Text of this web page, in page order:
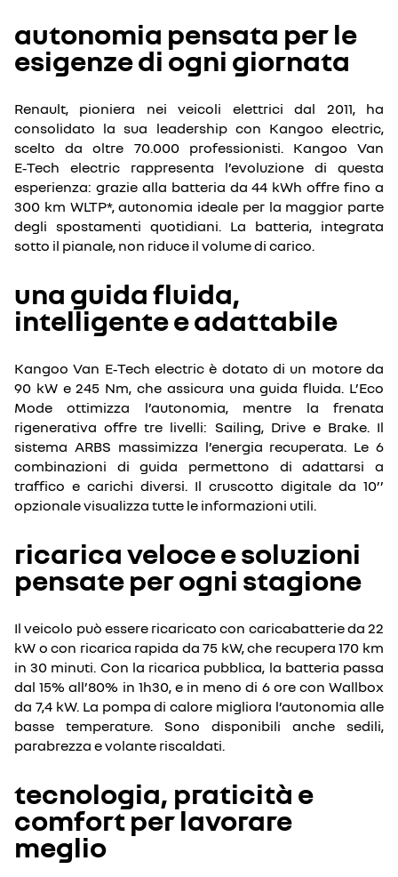
autonomia pensata per le
esigenze di ogni giornata
Renault, pioniera nei veicoli elettrici dal 2011, ha
consolidato la sua leadership con Kangoo electric,
scelto da oltre 70.000 professionisti. Kangoo Van
E‑Tech electric rappresenta l’evoluzione di questa
esperienza: grazie alla batteria da 44 kWh offre fino a
300 km WLTP*, autonomia ideale per la maggior parte
degli spostamenti quotidiani. La batteria, integrata
sotto il pianale, non riduce il volume di carico.
una guida fluida,
intelligente e adattabile
Kangoo Van E‑Tech electric è dotato di un motore da
90 kW e 245 Nm, che assicura una guida fluida. L’Eco
Mode ottimizza l’autonomia, mentre la frenata
rigenerativa offre tre livelli: Sailing, Drive e Brake. Il
sistema ARBS massimizza l’energia recuperata. Le 6
combinazioni di guida permettono di adattarsi a
traffico e carichi diversi. Il cruscotto digitale da 10’’
opzionale visualizza tutte le informazioni utili.
ricarica veloce e soluzioni
pensate per ogni stagione
Il veicolo può essere ricaricato con caricabatterie da 22
kW o con ricarica rapida da 75 kW, che recupera 170 km
in 30 minuti. Con la ricarica pubblica, la batteria passa
dal 15% all’80% in 1h30, e in meno di 6 ore con Wallbox
da 7,4 kW. La pompa di calore migliora l’autonomia alle
basse temperature. Sono disponibili anche sedili,
parabrezza e volante riscaldati.
tecnologia, praticità e
comfort per lavorare
meglio